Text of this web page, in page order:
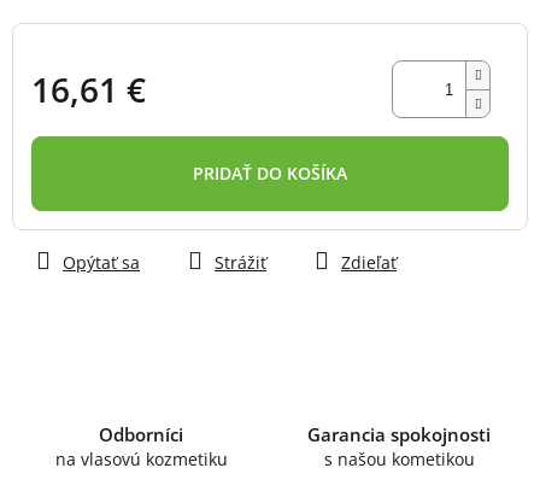
16,61 €
cena:
PRIDAŤ DO KOŠÍKA
Opýtať sa Strážiť Zdieľať
Odborníci
na vlasovú kozmetiku
Garancia spokojnosti
s našou kometikou